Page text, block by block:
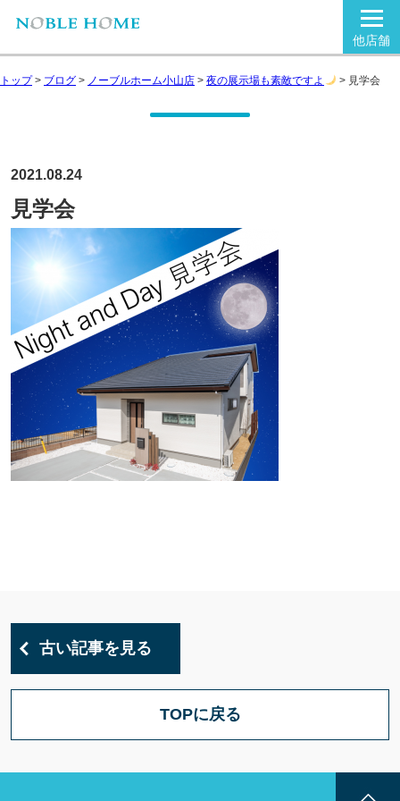
他店舗
トップ> ブログ > ノーブルホーム小山店 > 夜の展示場も素敵ですよ > 見学会
2021.08.24
見学会
古い記事を見る
TOPに戻る